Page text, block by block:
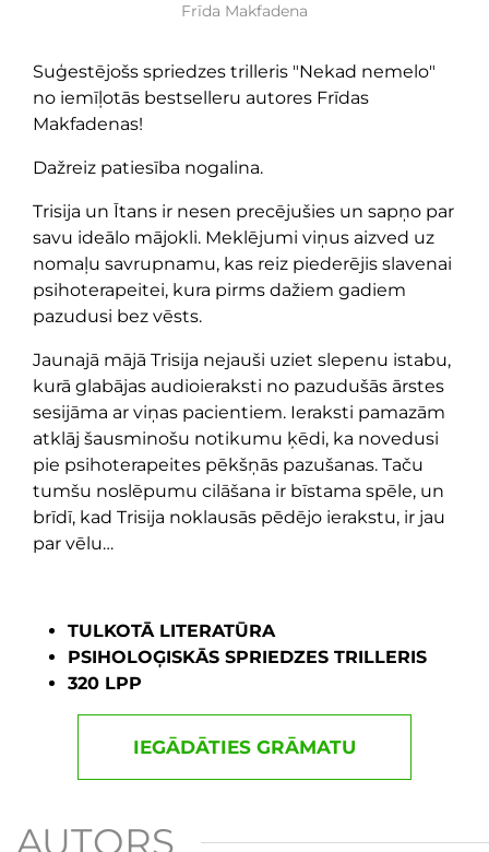
Frīda Makfadena
Suģestējošs spriedzes trilleris "Nekad nemelo"
no iemīļotās bestselleru autores Frīdas
Makfadenas!
Dažreiz patiesība nogalina.
Trisija un Ītans ir nesen precējušies un sapņo par
savu ideālo mājokli. Meklējumi viņus aizved uz
nomaļu savrupnamu, kas reiz piederējis slavenai
psihoterapeitei, kura pirms dažiem gadiem
pazudusi bez vēsts.
Jaunajā mājā Trisija nejauši uziet slepenu istabu,
kurā glabājas audioieraksti no pazudušās ārstes
sesijāma ar viņas pacientiem. Ieraksti pamazām
atklāj šausminošu notikumu ķēdi, ka novedusi
pie psihoterapeites pēkšņās pazušanas. Taču
tumšu noslēpumu cilāšana ir bīstama spēle, un
brīdī, kad Trisija noklausās pēdējo ierakstu, ir jau
par vēlu…
TULKOTĀ LITERATŪRA
PSIHOLOĢISKĀS SPRIEDZES TRILLERIS
320 LPP
IEGĀDĀTIES GRĀMATU
AUTORS